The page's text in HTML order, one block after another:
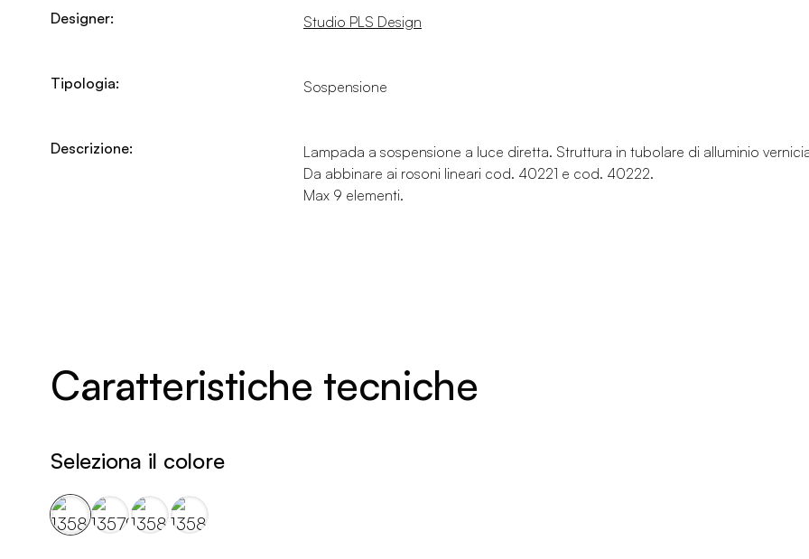
Designer: Studio PLS Design
Tipologia: Sospensione
Descrizione:
Lampada a sospensione a luce diretta. Struttura in tubolare di alluminio
Da abbinare ai rosoni lineari cod. 40221 e cod. 40222.
Max 9 elementi.
Caratteristiche tecniche
Seleziona il colore